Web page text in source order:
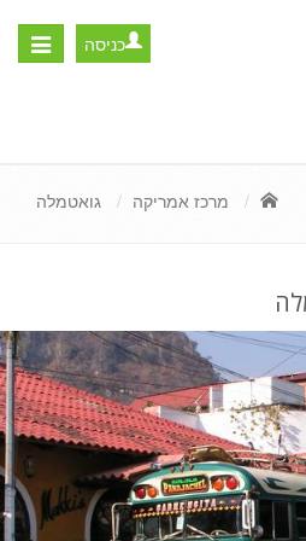
Toggle
כניסה
מרכז אמריקה גואטמלה